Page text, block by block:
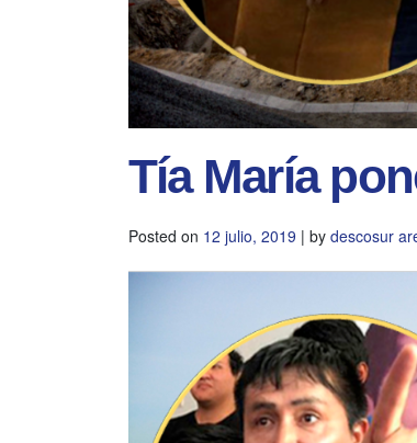
Tía María
Posted on 12 julio, 2019 | by descosur